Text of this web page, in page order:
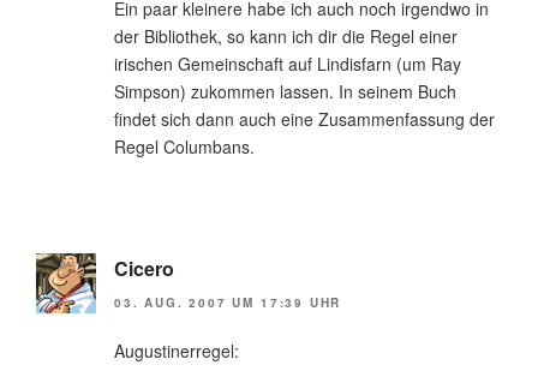
Ein paar kleinere habe ich auch noch irgendwo in
der Bibliothek, so kann ich dir die Regel einer
irischen Gemeinschaft auf Lindisfarn (um Ray
Simpson) zukommen lassen. In seinem Buch
findet sich dann auch eine Zusammenfassung der
Regel Columbans.
Cicero
03. AUG. 2007 UM 17:39 UHR
Augustinerregel: